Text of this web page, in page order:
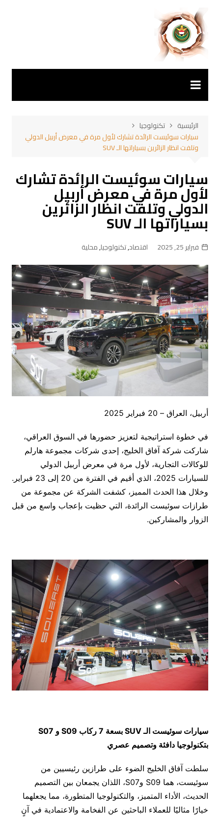
المحتوى
الرئيسية
تكنولوجيا
سيارات سوئيست الرائدة تشارك لأول مرة في معرض أربيل الدولي
وتلفت انظار الزائرين بسياراتها الـ SUV
سيارات سوئيست الرائدة تشارك
لأول مرة في معرض أربيل
الدولي وتلفت انظار الزائرين
بسياراتها الـ SUV
فبراير 25, 2025 اقتصاد,تكنولوجيا,محلية
أربيل، العراق – 20 فبراير 2025
في خطوة استراتيجية لتعزيز حضورها في السوق العراقي،
شاركت شركة آفاق الخليج، إحدى شركات مجموعة هارلم
للوكالات التجارية، لأول مرة في معرض أربيل الدولي
للسيارات 2025، الذي أقيم في الفترة من 20 إلى 23 فبراير.
وخلال هذا الحدث المميز، كشفت الشركة عن مجموعة من
طرازات سوئيست الرائدة، التي حظيت بإعجاب واسع من قبل
الزوار والمشاركين.
سيارات سوئيست الـ SUV بسعة 7 ركاب S09 و S07
بتكنولوجيا دافئة وتصميم عصري
سلطت آفاق الخليج الضوء على طرازين رئيسيين من
سوئيست، هما S09 وS07، اللذان يجمعان بين التصميم
الحديث، الأداء المتميز، والتكنولوجيا المتطورة، مما يجعلهما
خيارًا مثاليًا للعملاء الباحثين عن الفخامة والاعتمادية في آنٍ